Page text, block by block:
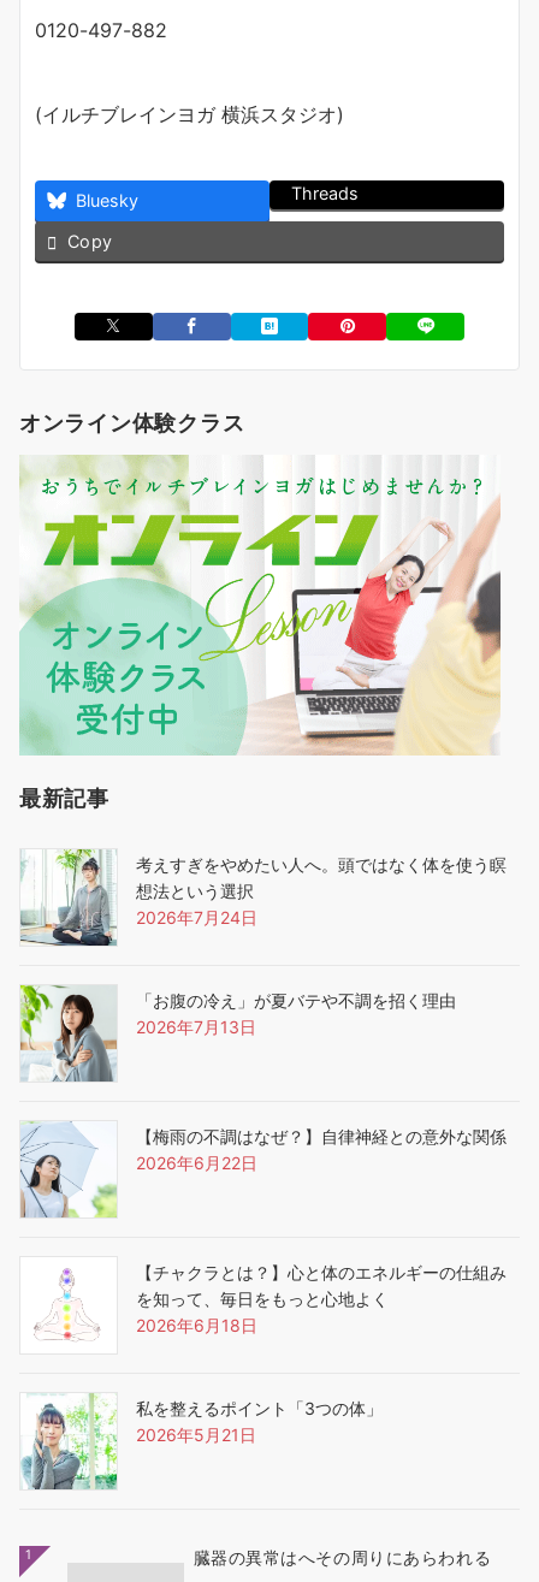
0120-497-882
(イルチブレインヨガ 横浜スタジオ)
Bluesky Threads
Copy
オンライン体験クラス
最新記事
考えすぎをやめたい人へ。頭ではなく体を使う瞑
想法という選択
2026年7月24日
「お腹の冷え」が夏バテや不調を招く理由
2026年7月13日
【梅雨の不調はなぜ？】自律神経との意外な関係
2026年6月22日
【チャクラとは？】心と体のエネルギーの仕組み
を知って、毎日をもっと心地よく
2026年6月18日
私を整えるポイント「3つの体」
2026年5月21日
1 臓器の異常はへその周りにあらわれる